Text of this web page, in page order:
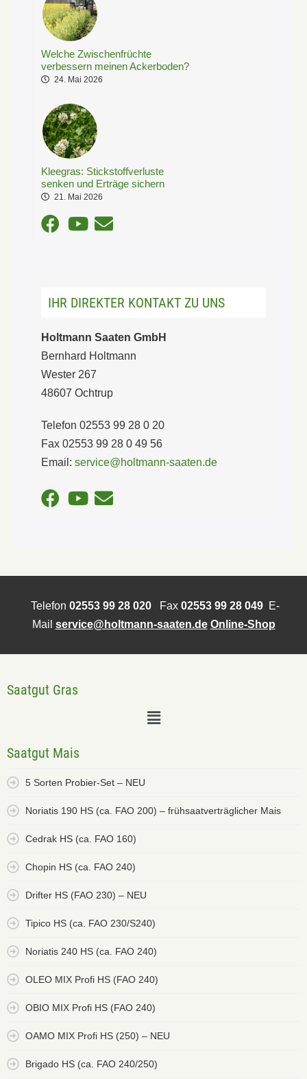
Welche Zwischenfrüchte
verbessern meinen Ackerboden?
24. Mai 2026
Kleegras: Stickstoffverluste
senken und Erträge sichern
21. Mai 2026
IHR DIREKTER KONTAKT ZU UNS
Holtmann Saaten GmbH
Bernhard Holtmann
Wester 267
48607 Ochtrup
Telefon 02553 99 28 0 20
Fax 02553 99 28 0 49 56
Email: service@holtmann-saaten.de
Telefon 02553 99 28 020Fax 02553 99 28 049E-
Mail service@holtmann-saaten.de Online-Shop
Saatgut Gras
Saatgut Mais
5 Sorten Probier-Set – NEU
Noriatis 190 HS (ca. FAO 200) – frühsaatverträglicher Mais
Cedrak HS (ca. FAO 160)
Chopin HS (ca. FAO 240)
Drifter HS (FAO 230) – NEU
Tipico HS (ca. FAO 230/S240)
Noriatis 240 HS (ca. FAO 240)
OLEO MIX Profi HS (FAO 240)
OBIO MIX Profi HS (FAO 240)
OAMO MIX Profi HS (250) – NEU
Brigado HS (ca. FAO 240/250)